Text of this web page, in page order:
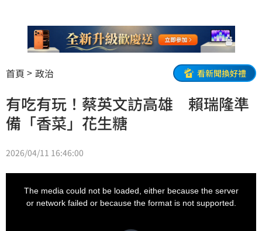
首頁 政治 看新聞換好禮
有吃有玩！蔡英文訪高雄 賴瑞隆準
備「香菜」花生糖
2026/04/11 16:46:00
The media could not be loaded, either because the server
or network failed or because the format is not supported.